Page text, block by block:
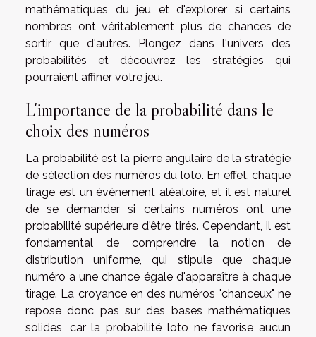
mathématiques du jeu et d'explorer si certains
nombres ont véritablement plus de chances de
sortir que d'autres. Plongez dans l'univers des
probabilités et découvrez les stratégies qui
pourraient affiner votre jeu.
L'importance de la probabilité dans le
choix des numéros
La probabilité est la pierre angulaire de la stratégie
de sélection des numéros du loto. En effet, chaque
tirage est un événement aléatoire, et il est naturel
de se demander si certains numéros ont une
probabilité supérieure d'être tirés. Cependant, il est
fondamental de comprendre la notion de
distribution uniforme, qui stipule que chaque
numéro a une chance égale d'apparaître à chaque
tirage. La croyance en des numéros "chanceux" ne
repose donc pas sur des bases mathématiques
solides, car la probabilité loto ne favorise aucun